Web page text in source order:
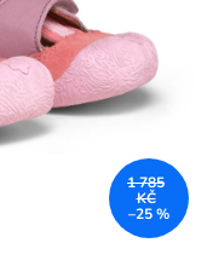
1 785
KČ
–25 %